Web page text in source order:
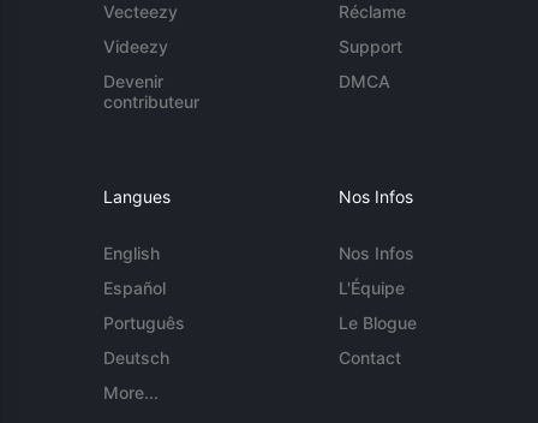
Vecteezy
Videezy
Devenir
contributeur
Réclame
Support
DMCA
Langues
English
Español
Português
Deutsch
More...
Nos Infos
Nos Infos
L'Équipe
Le Blogue
Contact